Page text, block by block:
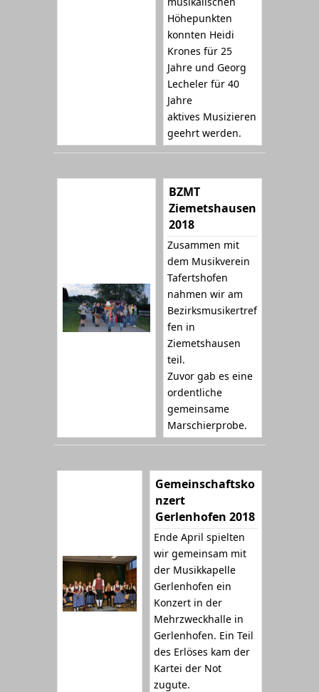
Höhepunkten
konnten Heidi
Krones für 25
Jahre und Georg
Lecheler für 40
Jahre
aktives Musizieren
geehrt werden.
BZMT
Ziemetshausen
2018
Zusammen mit
dem Musikverein
Tafertshofen
nahmen wir am
Bezirksmusikertref
fen in
Ziemetshausen
teil.
Zuvor gab es eine
ordentliche
gemeinsame
Marschierprobe.
Gemeinschaftsko
nzert
Gerlenhofen 2018
Ende April spielten
wir gemeinsam mit
der Musikkapelle
Gerlenhofen ein
Konzert in der
Mehrzweckhalle in
Gerlenhofen. Ein Teil
des Erlöses kam der
Kartei der Not
zugute.